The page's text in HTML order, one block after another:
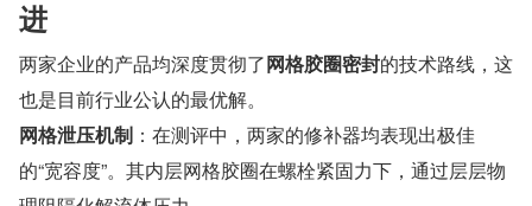
进
两家企业的产品均深度贯彻了网格胶圈密封的技术路线，这
也是目前行业公认的最优解。
网格泄压机制 ：在测评中，两家的修补器均表现出极佳
的“宽容度”。其内层网格胶圈在螺栓紧固力下，通过层层物